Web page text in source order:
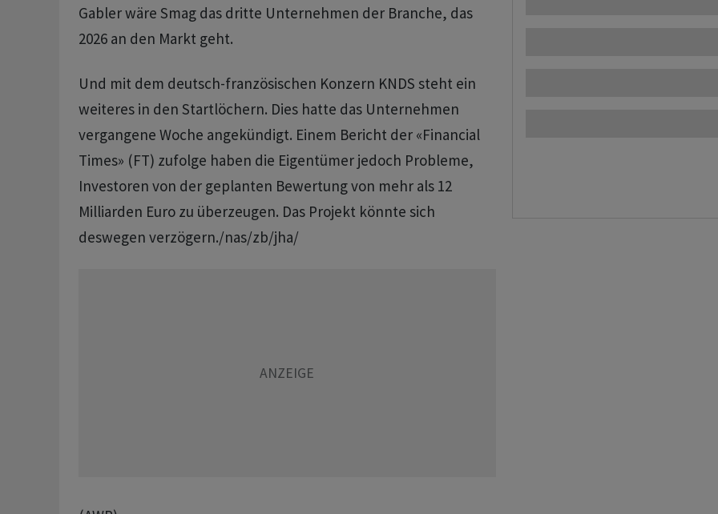
Gabler wäre Smag das dritte Unternehmen der Branche, das
2026 an den Markt geht.
Und mit dem deutsch-französischen Konzern KNDS steht ein
weiteres in den Startlöchern. Dies hatte das Unternehmen
vergangene Woche angekündigt. Einem Bericht der «Financial
Times» (FT) zufolge haben die Eigentümer jedoch Probleme,
Investoren von der geplanten Bewertung von mehr als 12
Milliarden Euro zu überzeugen. Das Projekt könnte sich
deswegen verzögern./nas/zb/jha/